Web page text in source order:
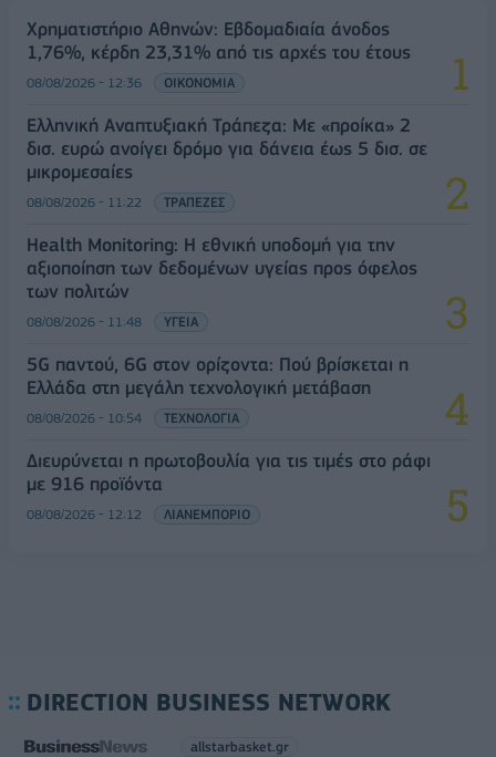
Χρηματιστήριο Αθηνών: Εβδομαδιαία άνοδος
1,76%, κέρδη 23,31% από τις αρχές του έτους
08/08/2026 - 12:36 ΟΙΚΟΝΟΜΙΑ
Ελληνική Αναπτυξιακή Τράπεζα: Με «προίκα» 2
δισ. ευρώ ανοίγει δρόμο για δάνεια έως 5 δισ. σε
μικρομεσαίες
08/08/2026 - 11:22 ΤΡΑΠΕΖΕΣ
Health Monitoring: Η εθνική υποδομή για την
αξιοποίηση των δεδομένων υγείας προς όφελος
των πολιτών
08/08/2026 - 11:48 ΥΓΕΙΑ
5G παντού, 6G στον ορίζοντα: Πού βρίσκεται η
Ελλάδα στη μεγάλη τεχνολογική μετάβαση
08/08/2026 - 10:54 ΤΕΧΝΟΛΟΓΙΑ
Διευρύνεται η πρωτοβουλία για τις τιμές στο ράφι
με 916 προϊόντα
08/08/2026 - 12:12 ΛΙΑΝΕΜΠΟΡΙΟ
DIRECTION BUSINESS NETWORK
allstarbasket.gr